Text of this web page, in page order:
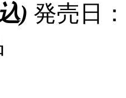
) 発売日